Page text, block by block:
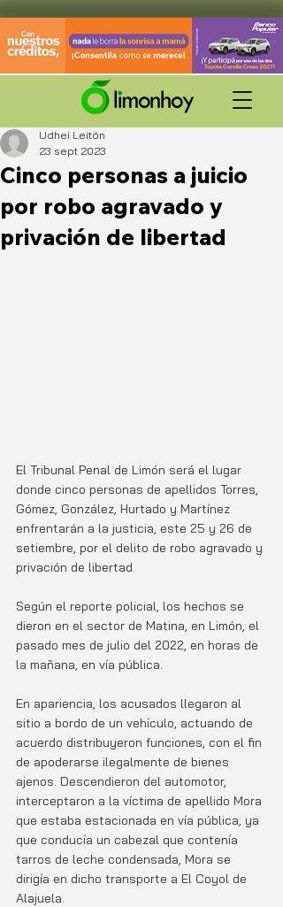
Cinco personas a juicio
por robo agravado y
privación de libertad
Udhei Leitón
23 sept 2023
El Tribunal Penal de Limón será el lugar
donde cinco personas de apellidos Torres,
Gómez, González, Hurtado y Martínez
enfrentarán a la justicia, este 25 y 26 de
setiembre, por el delito de robo agravado y
privación de libertad.
Según el reporte policial, los hechos se
dieron en el sector de Matina, en Limón, el
pasado mes de julio del 2022, en horas de
la mañana, en vía pública.
En apariencia, los acusados llegaron al
sitio a bordo de un vehículo, actuando de
acuerdo distribuyeron funciones, con el fin
de apoderarse ilegalmente de bienes
ajenos. Descendieron del automotor,
interceptaron a la víctima de apellido Mora
que estaba estacionada en vía pública, ya
que conducía un cabezal que contenía
tarros de leche condensada, Mora se
dirigía en dicho transporte a El Coyol de
Alajuela.